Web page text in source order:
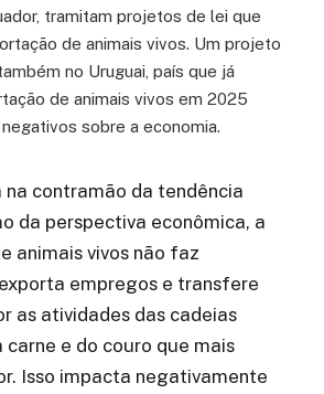
tramitam projetos de lei que
de animais vivos. Um projeto
no Uruguai, país que já
de animais vivos em 2025
sobre a economia.
na contramão da tendência
da perspectiva econômica, a
animais vivos não faz
empregos e transfere
as atividades das cadeias
carne e do couro que mais
Isso impacta negativamente